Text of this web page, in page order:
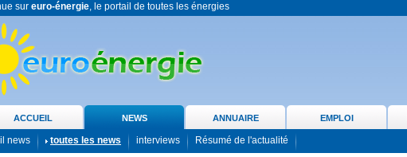
sur euro-énergie, le portail de toutes les énergies
ACCUEIL NEWS ANNUAIRE EMPLOI
news toutes les news interviews Résumé de l'actualité